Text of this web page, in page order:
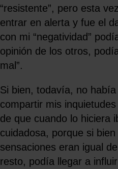
“resistente”, pero esta
entrar en alerta y fue el
con mi “negatividad”
opinión de los otros,
mal”.
Si bien, todavía, no
compartir mis
de que cuando lo hiciera
cuidadosa, porque si
sensaciones eran igual
resto, podía llegar a